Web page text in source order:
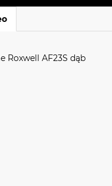
Roxwell AF23S dąb